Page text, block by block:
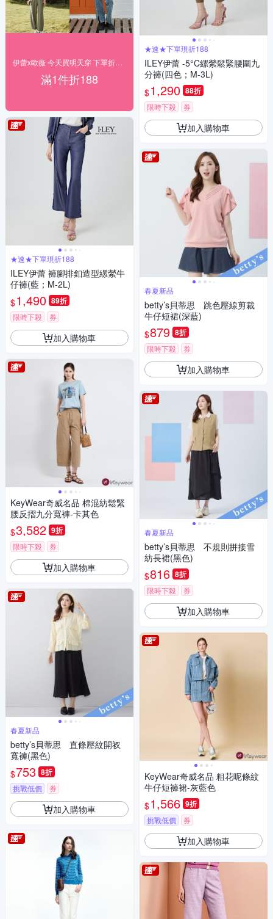
滿1件折188
★速★下單現折188
ILEY伊蕾 褲腳排釦造型縲縈牛
仔褲(藍；M-2L)
$1,490 89折
限時下殺 券
加入購物車
KeyWear奇威名品 棉混紡鬆緊
腰反摺九分寬褲-卡其色
$3,582 9折
限時下殺 券
加入購物車
春夏新品
betty’s貝蒂思 直條壓紋開衩
寬褲(黑色)
$753 8折
挑戰低價 券
加入購物車
★速★下單現折188
ILEY伊蕾 -5°C縲縈鬆緊腰圍九
分褲(四色；M-3L)
$1,290 88折
限時下殺 券
加入購物車
春夏新品
betty’s貝蒂思 跳色壓線剪裁
牛仔短裙(深藍)
$879 8折
限時下殺 券
加入購物車
春夏新品
betty’s貝蒂思 不規則拼接雪
紡長裙(黑色)
$816 8折
限時下殺 券
加入購物車
KeyWear奇威名品 粗花呢條紋
牛仔短褲裙-灰藍色
$1,566 9折
挑戰低價 券
加入購物車